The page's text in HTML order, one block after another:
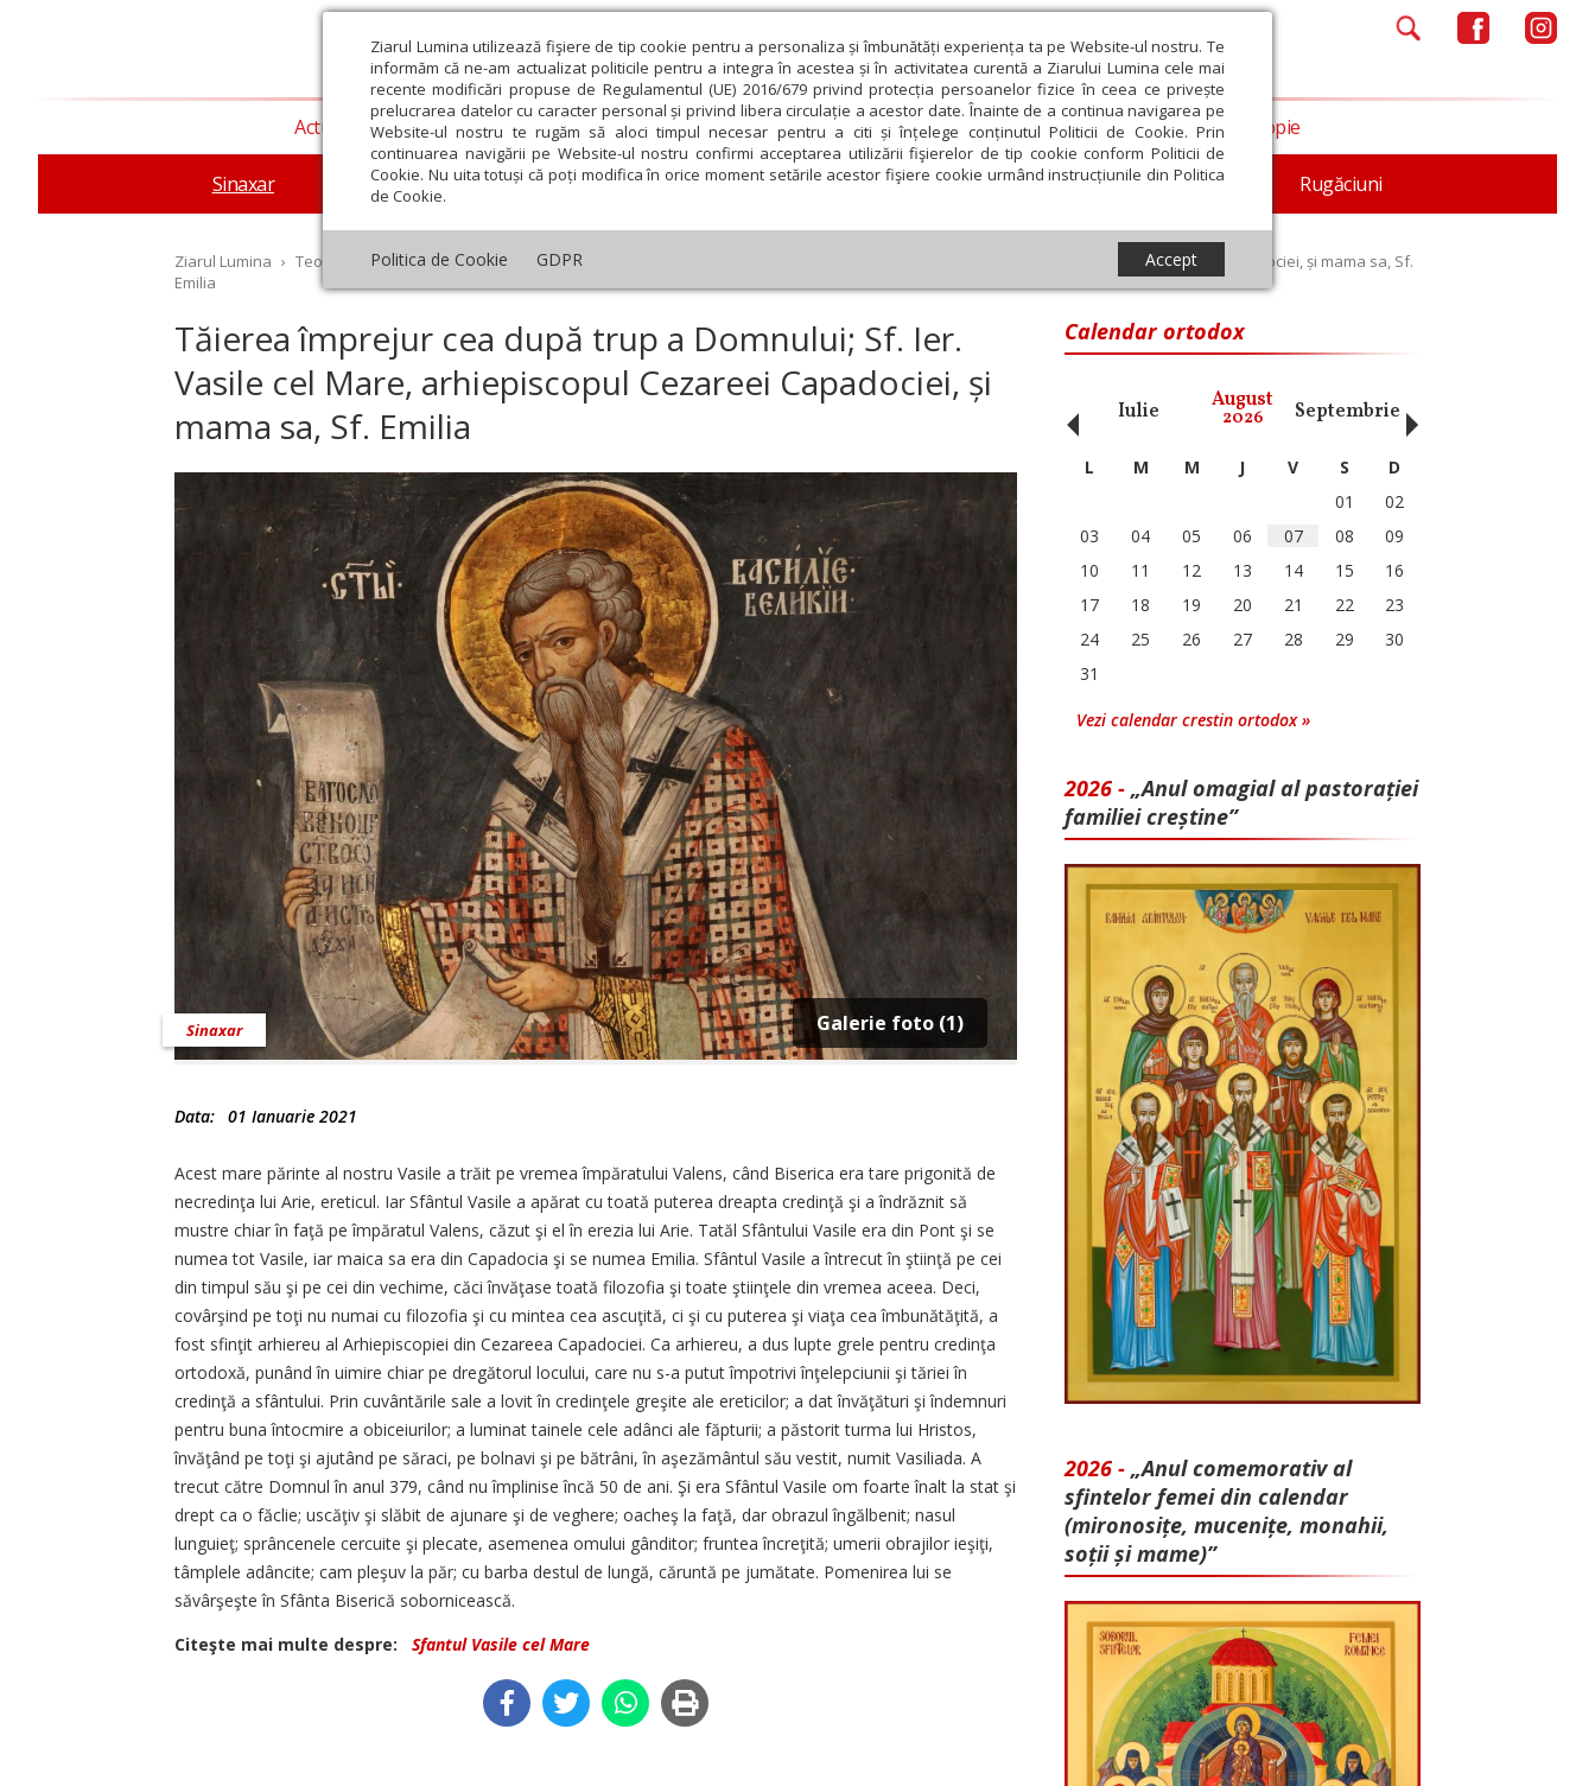
Ziarul Lumina utilizează fişiere de tip cookie pentru a personaliza și îmbunătăți experiența ta pe Website-ul nostru. Te
informăm că ne-am actualizat politicile pentru a integra în acestea și în activitatea curentă a Ziarului Lumina cele mai
recente modificări propuse de Regulamentul (UE) 2016/679 privind protecția persoanelor fizice în ceea ce privește
prelucrarea datelor cu caracter personal și privind libera circulație a acestor date. Înainte de a continua navigarea pe
Website-ul nostru te rugăm să aloci timpul necesar pentru a citi și înțelege conținutul Politicii de Cookie. Prin
continuarea navigării pe Website-ul nostru confirmi acceptarea utilizării fişierelor de tip cookie conform Politicii de
Cookie. Nu uita totuși că poți modifica în orice moment setările acestor fişiere cookie urmând instrucțiunile din Politica
de Cookie.
Politica de Cookie GDPR Accept
Actualitate religioasă Teologie și spiritualitate
Sinaxar Apostolul zilei Evanghelia zilei Evanghelia de Duminică Theologica Liturgica Patristica Rugăciuni
Educaţie și Cultură Societate Opinii Filantropie
Ziarul Lumina › Teologie și spiritualitate › Sinaxar › Tăierea împrejur cea după trup a Domnului; Sf. Ier. Vasile cel Mare, arhiepiscopul Cezareei Capadociei, și mama sa, Sf.
Emilia
Tăierea împrejur cea după trup a Domnului; Sf. Ier.
Vasile cel Mare, arhiepiscopul Cezareei Capadociei, și
mama sa, Sf. Emilia
Galerie foto (1)
Sinaxar
Data: 01 Ianuarie 2021
Acest mare părinte al nostru Vasile a trăit pe vremea împăratului Valens, când Biserica era tare prigonită de
necredinţa lui Arie, ereticul. Iar Sfântul Vasile a apărat cu toată puterea dreapta credinţă şi a îndrăznit să
mustre chiar în faţă pe împăratul Valens, căzut şi el în erezia lui Arie. Tatăl Sfântului Vasile era din Pont şi se
numea tot Vasile, iar maica sa era din Capadocia şi se numea Emilia. Sfântul Vasile a întrecut în ştiinţă pe cei
din timpul său şi pe cei din vechime, căci învăţase toată filozofia şi toate ştiinţele din vremea aceea. Deci,
covârşind pe toţi nu numai cu filozofia şi cu mintea cea ascuţită, ci şi cu puterea şi viaţa cea îmbunătăţită, a
fost sfinţit arhiereu al Arhiepiscopiei din Cezareea Capadociei. Ca arhiereu, a dus lupte grele pentru credinţa
ortodoxă, punând în uimire chiar pe dregătorul locului, care nu s-a putut împotrivi înţelepciunii şi tăriei în
credinţă a sfântului. Prin cuvântările sale a lovit în credinţele greşite ale ereticilor; a dat învăţături şi îndemnuri
pentru buna întocmire a obiceiurilor; a luminat tainele cele adânci ale făpturii; a păstorit turma lui Hristos,
învăţând pe toţi şi ajutând pe săraci, pe bolnavi şi pe bătrâni, în aşezământul său vestit, numit Vasiliada. A
trecut către Domnul în anul 379, când nu împlinise încă 50 de ani. Şi era Sfântul Vasile om foarte înalt la stat şi
drept ca o făclie; uscăţiv şi slăbit de ajunare şi de veghere; oacheş la faţă, dar obrazul îngălbenit; nasul
lunguieţ; sprâncenele cercuite şi plecate, asemenea omului gânditor; fruntea încreţită; umerii obrajilor ieşiţi,
tâmplele adâncite; cam pleşuv la păr; cu barba destul de lungă, căruntă pe jumătate. Pomenirea lui se
săvârşeşte în Sfânta Biserică sobornicească.
Citeşte mai multe despre:
Sfantul Vasile cel Mare
Calendar ortodox
Noiembrie Decembrie Ianuarie Februarie Aprilie Iulie August
2026 Septembrie Octombrie
‹ L M M J V S
D
01
02
03
04 05 06 07 08
09
10
11 12 13 14 15
16
17
18 19 20 21 22
23
24
25 26 27 28 29
30
31
Vezi calendar crestin ortodox »
2026 - „Anul omagial al pastorației
familiei creștine”
2026 - „Anul comemorativ al
sfintelor femei din calendar
(mironosițe, mu­cenițe, monahii,
soții și mame)”